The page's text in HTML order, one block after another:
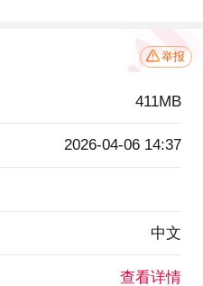
举报
411MB
2026-04-06 14:37
中文
查看详情